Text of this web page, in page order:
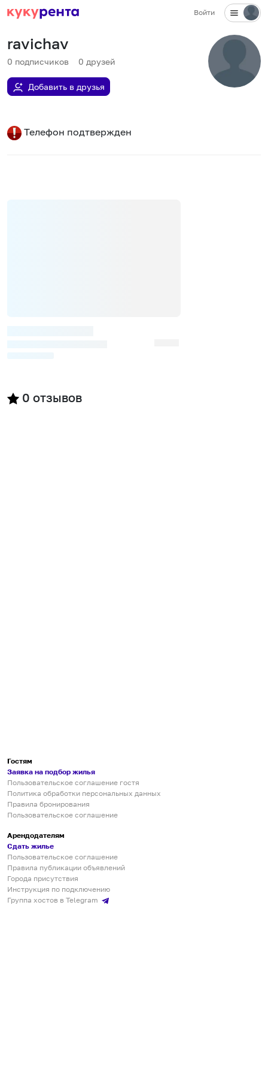
Войти
ravichav
0 подписчиков 0 друзей
Добавить в друзья
Телефон подтвержден
0 отзывов
Гостям
Заявка на подбор жилья
Пользовательское соглашение гостя
Политика обработки персональных данных
Правила бронирования
Пользовательское соглашение
Арендодателям
Сдать жилье
Пользовательское соглашение
Правила публикации объявлений
Города присутствия
Инструкция по подключению
Группа хостов в Telegram